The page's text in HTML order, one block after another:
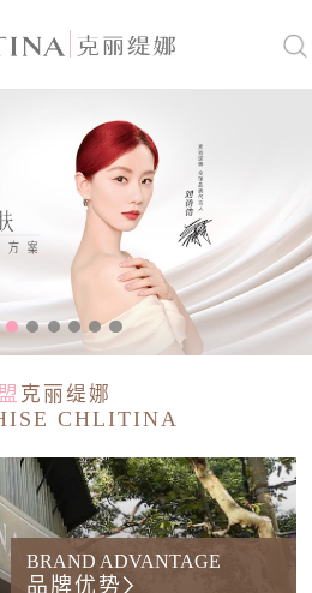
克丽缇娜
CHLITINA
BRAND ADVANTAGE
品牌优势